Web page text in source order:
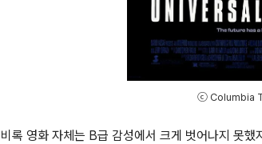
ⓒ Columbia
비록 영화 자체는 B급 감성에서 크게 벗어나지 못했